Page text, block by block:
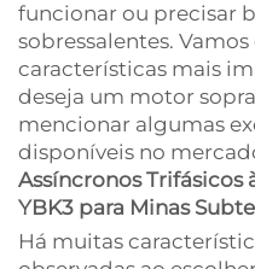
funcionar ou precisar
sobressalentes.
características mais
deseja um motor
mencionar algumas
disponíveis no
Assíncronos Trifásicos
YBK3 para Minas
Há muitas